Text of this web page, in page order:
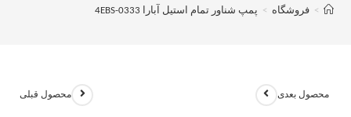
> فروشگاه > پمپ شناور تمام استیل آبارا 4EBS-0333
محصول قبلی محصول بعدی